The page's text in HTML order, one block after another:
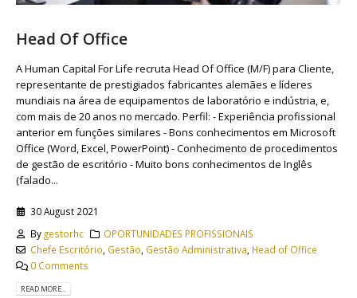
Head Of Office
A Human Capital For Life recruta Head Of Office (M/F) para Cliente,
representante de prestigiados fabricantes alemães e líderes
mundiais na área de equipamentos de laboratório e indústria, e,
com mais de 20 anos no mercado. Perfil: - Experiência profissional
anterior em funções similares - Bons conhecimentos em Microsoft
Office (Word, Excel, PowerPoint) - Conhecimento de procedimentos
de gestão de escritório - Muito bons conhecimentos de Inglês
(falado...
30 August 2021
By gestorhc
OPORTUNIDADES PROFISSIONAIS
Chefe Escritório Gestão Gestão Administrativa Head of Office
0 Comments
READ MORE...